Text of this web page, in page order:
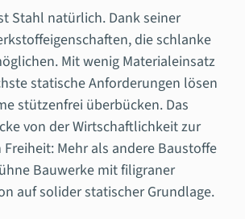
Stahl natürlich. Dank seiner
die schlanke
Mit wenig Materialeinsatz
statische Anforderungen lösen
stützenfrei überbücken. Das
von der Wirtschaftlichkeit zur
Mehr als andere Baustoffe
Bauwerke mit filigraner
auf solider statischer Grundlage.